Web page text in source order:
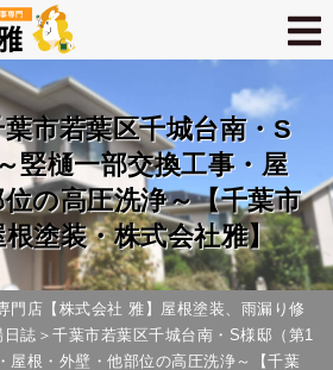
市若葉区千城台南・S
竪樋一部交換工事・屋
の高圧洗浄～【千葉市
塗装・株式会社雅】
門店【株式会社 雅】屋根塗装、雨漏り修
日誌＞千葉市若葉区千城台南・S様邸（第1
屋根・外壁・他部位の高圧洗浄～【千葉